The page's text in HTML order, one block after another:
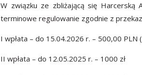
W związku ze zbliżającą się Harcerską
terminowe regulowanie zgodnie z
I wpłata – do 15.04.2026 r. – 500,00
II wpłata – do 12.05.2025 r. – 1000 zł